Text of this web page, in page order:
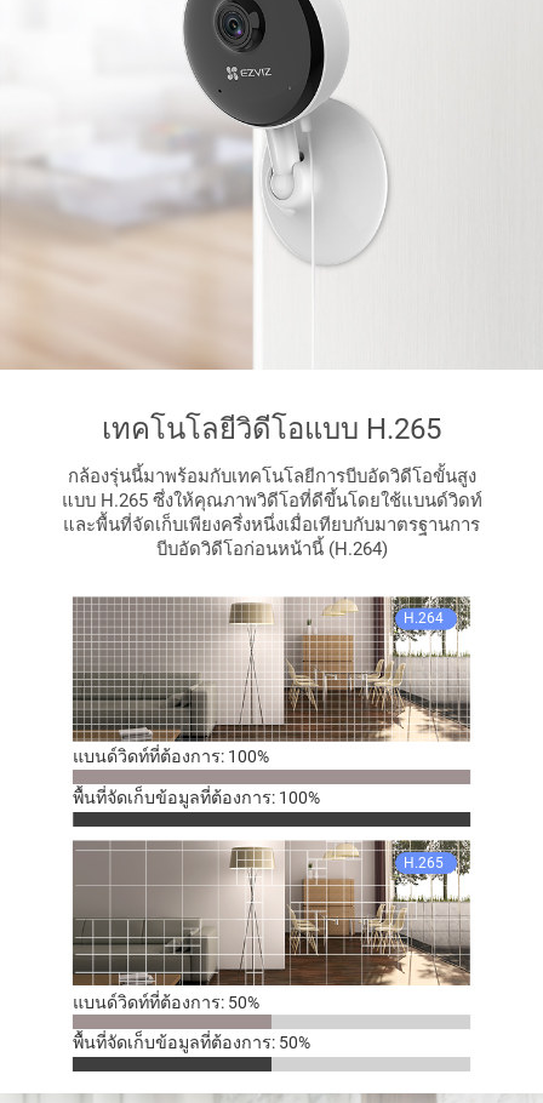
เทคโนโลยีวิดีโอแบบ H.265
กล้องรุ่นนี้มาพร้อมกับเทคโนโลยีการบีบอัดวิดีโอขั้นสูง
แบบ H.265 ซึ่งให้คุณภาพวิดีโอที่ดีขึ้นโดยใช้แบนด์วิดท์
และพื้นที่จัดเก็บเพียงครึ่งหนึ่งเมื่อเทียบกับมาตรฐานการ
บีบอัดวิดีโอก่อนหน้านี้ (H.264)
H.264
H.265
แบนด์วิดท์ที่ต้องการ: 100%
พื้นที่จัดเก็บข้อมูลที่ต้องการ: 100%
แบนด์วิดท์ที่ต้องการ: 50%
พื้นที่จัดเก็บข้อมูลที่ต้องการ: 50%